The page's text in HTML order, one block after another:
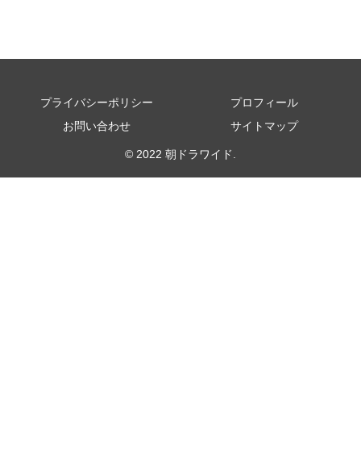
プライバシーポリシー
プロフィール
お問い合わせ
サイトマップ
© 2022 朝ドラワイド.